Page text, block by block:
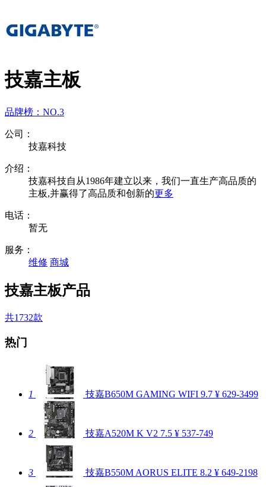
技嘉主板
品牌榜： NO.3
公司：
技嘉科技
介绍：
技嘉科技自从1986年建立以来，我们一直生产高品质的
主板,并赢得了高品质和创新的更多
电话：
暂无
服务：
维修 商城
技嘉主板产品
共1732款
热门
1 技嘉B650M GAMING WIFI 9.7 ¥ 629-3499
2 技嘉A520M K V2 7.5 ¥ 537-749
3 技嘉B550M AORUS ELITE 8.2 ¥ 649-2198